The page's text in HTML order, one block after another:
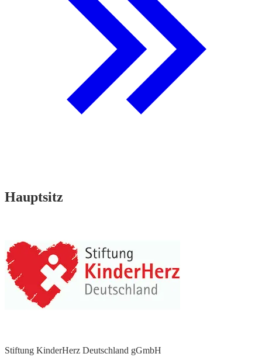
Hauptsitz
Stiftung KinderHerz Deutschland gGmbH